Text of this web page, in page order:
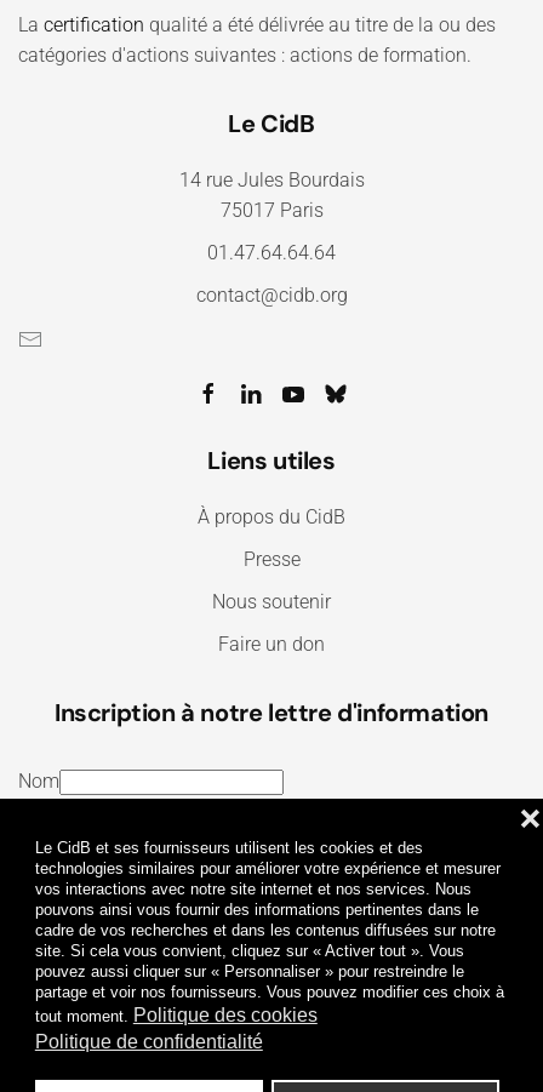
Le CidB et ses fournisseurs utilisent les cookies et des
technologies similaires pour améliorer votre expérience et mesurer
vos interactions avec notre site internet et nos services. Nous
pouvons ainsi vous fournir des informations pertinentes dans le
cadre de vos recherches et dans les contenus diffusées sur notre
site. Si cela vous convient, cliquez sur « Activer tout ». Vous
pouvez aussi cliquer sur « Personnaliser » pour restreindre le
partage et voir nos fournisseurs. Vous pouvez modifier ces choix à
tout moment. Politique des cookies
Politique de confidentialité
❌
La certification qualité a été délivrée au titre de la ou des
catégories d'actions suivantes : actions de formation.
Le CidB
14 rue Jules Bourdais
75017 Paris
01.47.64.64.64
contact@cidb.org
Liens utiles
À propos du CidB
Presse
Nous soutenir
Faire un don
Inscription à notre lettre d'information
Nom
J’ai lu et j’accepte lesTermes et conditionset la
Politique de confidentialité
Je m'abonne